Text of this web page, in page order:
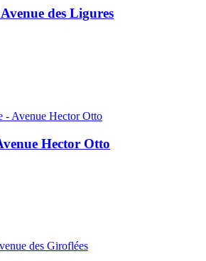
des Ligures
Hector Otto